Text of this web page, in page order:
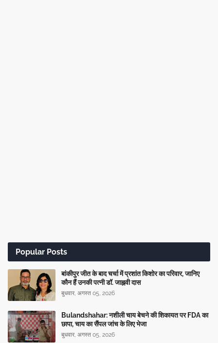
Popular Posts
बांकीपुर जीत के बाद चर्चा में प्रशांत किशोर का परिवार, जानिए
कौन हैं उनकी पत्नी डॉ. जाह्नवी दास
बुधवार, अगस्त 05, 2026
Bulandshahar: नशीली चाय बेचने की शिकायत पर FDA का
छापा, चाय का सैंपल जांच के लिए भेजा
बुधवार, अगस्त 05, 2026